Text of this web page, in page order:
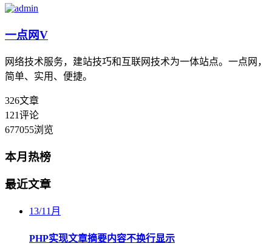
一点网V
网络技术服务，建站技巧和互联网技术为一体站点。一点网，
简单、实用、便捷。
326文章
121评论
677055浏览
本月热榜
最近文章
13/11月
PHP实现文章摘要内容不换行显示